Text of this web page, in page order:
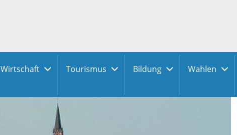
Wirtschaft Tourismus Bildung Wahlen